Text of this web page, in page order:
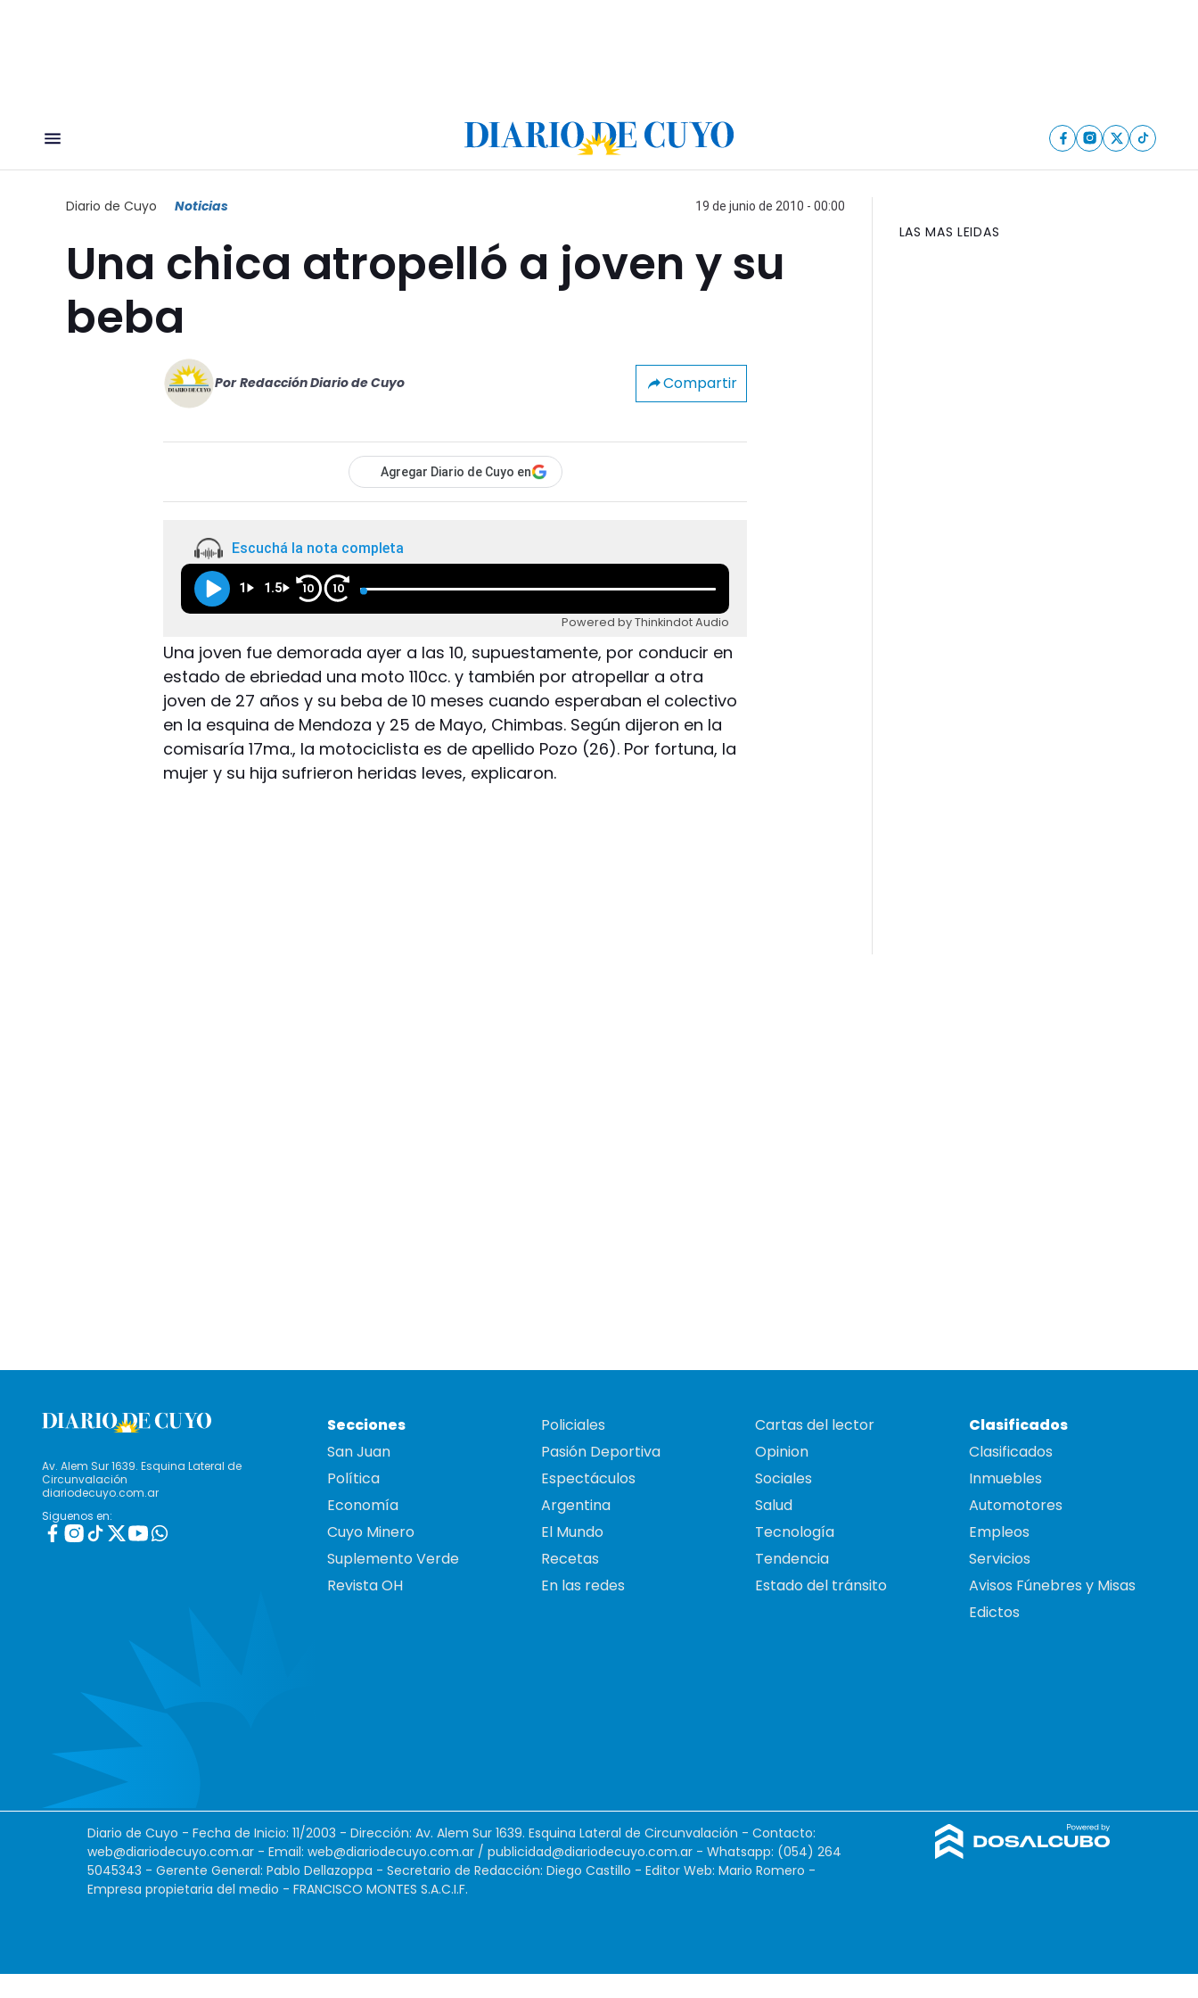
Diario de Cuyo Noticias 19 de junio de 2010 - 00:00
Una chica atropelló a joven y su
beba
Por Redacción Diario de Cuyo Compartir
Agregar Diario de Cuyo en
Escuchá la nota completa
1 1.5 10 10
Powered by Thinkindot Audio
Una joven fue demorada ayer a las 10, supuestamente, por conducir en
estado de ebriedad una moto 110cc. y también por atropellar a otra
joven de 27 años y su beba de 10 meses cuando esperaban el colectivo
en la esquina de Mendoza y 25 de Mayo, Chimbas. Según dijeron en la
comisaría 17ma., la motociclista es de apellido Pozo (26). Por fortuna, la
mujer y su hija sufrieron heridas leves, explicaron.
LAS MAS LEIDAS
Av. Alem Sur 1639. Esquina Lateral de
Circunvalación
diariodecuyo.com.ar
Siguenos en:
Secciones
San Juan
Política
Economía
Cuyo Minero
Suplemento Verde
Revista OH
Policiales
Pasión Deportiva
Espectáculos
Argentina
El Mundo
Recetas
En las redes
Cartas del lector
Opinion
Sociales
Salud
Tecnología
Tendencia
Estado del tránsito
Clasificados
Clasificados
Inmuebles
Automotores
Empleos
Servicios
Avisos Fúnebres y Misas
Edictos
Diario de Cuyo - Fecha de Inicio: 11/2003 - Dirección: Av. Alem Sur 1639. Esquina Lateral de Circunvalación - Contacto:
web@diariodecuyo.com.ar - Email: web@diariodecuyo.com.ar / publicidad@diariodecuyo.com.ar - Whatsapp: (054) 264
5045343 - Gerente General: Pablo Dellazoppa - Secretario de Redacción: Diego Castillo - Editor Web: Mario Romero -
Empresa propietaria del medio - FRANCISCO MONTES S.A.C.I.F.